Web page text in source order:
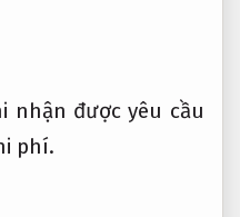
nhận được yêu cầu
phí.